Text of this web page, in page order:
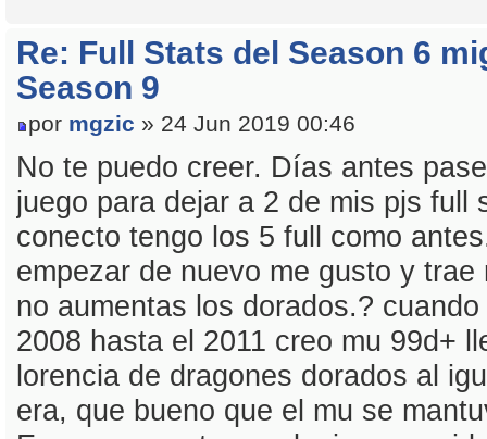
Re: Full Stats del Season 6
Season 9
por mgzic » 24 Jun 2019 00:46
No te puedo creer. Días antes
juego para dejar a 2 de mis pjs full
conecto tengo los 5 full como
empezar de nuevo me gusto y
no aumentas los dorados.?
2008 hasta el 2011 creo mu 99d+
lorencia de dragones dorados al
era, que bueno que el mu se